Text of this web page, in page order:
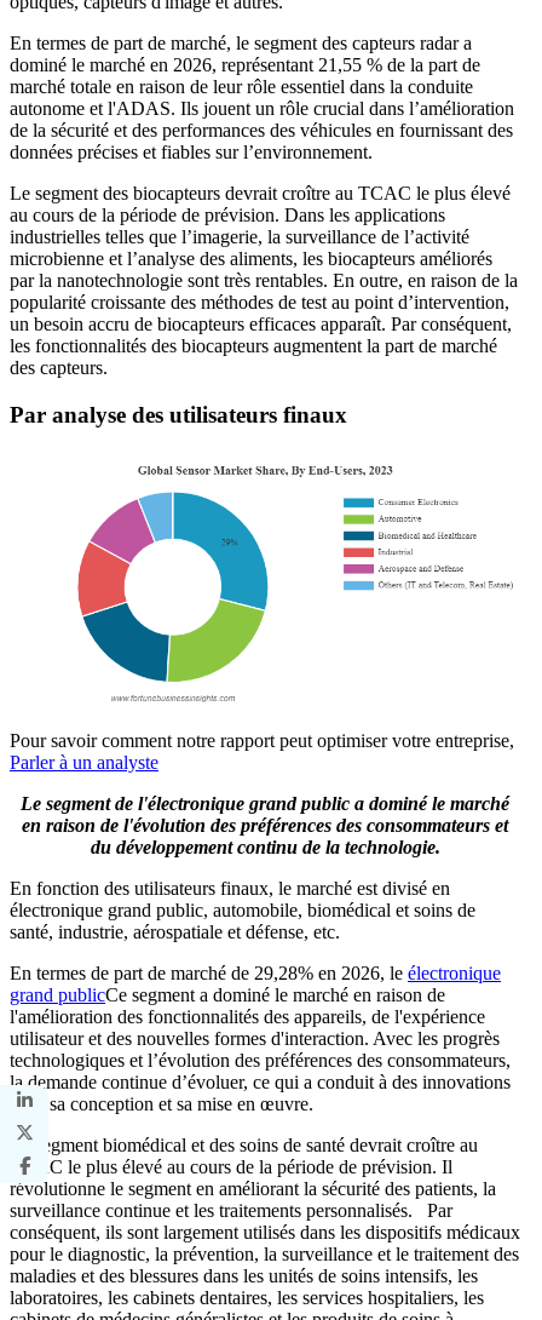
En termes de part de marché, le segment des capteurs radar a
dominé le marché en 2026, représentant 21,55 % de la part de
marché totale en raison de leur rôle essentiel dans la conduite
autonome et l'ADAS. Ils jouent un rôle crucial dans l’amélioration
de la sécurité et des performances des véhicules en fournissant des
données précises et fiables sur l’environnement.
Le segment des biocapteurs devrait croître au TCAC le plus élevé
au cours de la période de prévision. Dans les applications
industrielles telles que l’imagerie, la surveillance de l’activité
microbienne et l’analyse des aliments, les biocapteurs améliorés
par la nanotechnologie sont très rentables. En outre, en raison de la
popularité croissante des méthodes de test au point d’intervention,
un besoin accru de biocapteurs efficaces apparaît. Par conséquent,
les fonctionnalités des biocapteurs augmentent la part de marché
des capteurs.
Par analyse des utilisateurs finaux
Pour savoir comment notre rapport peut optimiser votre entreprise,
Parler à un analyste
Le segment de l'électronique grand public a dominé le marché
en raison de l'évolution des préférences des consommateurs et
du développement continu de la technologie.
En fonction des utilisateurs finaux, le marché est divisé en
électronique grand public, automobile, biomédical et soins de
santé, industrie, aérospatiale et défense, etc.
En termes de part de marché de 29,28% en 2026, le électronique
grand publicCe segment a dominé le marché en raison de
l'amélioration des fonctionnalités des appareils, de l'expérience
utilisateur et des nouvelles formes d'interaction. Avec les progrès
technologiques et l’évolution des préférences des consommateurs,
la demande continue d’évoluer, ce qui a conduit à des innovations
dans sa conception et sa mise en œuvre.
Le segment biomédical et des soins de santé devrait croître au
TCAC le plus élevé au cours de la période de prévision. Il
révolutionne le segment en améliorant la sécurité des patients, la
surveillance continue et les traitements personnalisés. Par
conséquent, ils sont largement utilisés dans les dispositifs médicaux
pour le diagnostic, la prévention, la surveillance et le traitement des
maladies et des blessures dans les unités de soins intensifs, les
laboratoires, les cabinets dentaires, les services hospitaliers, les